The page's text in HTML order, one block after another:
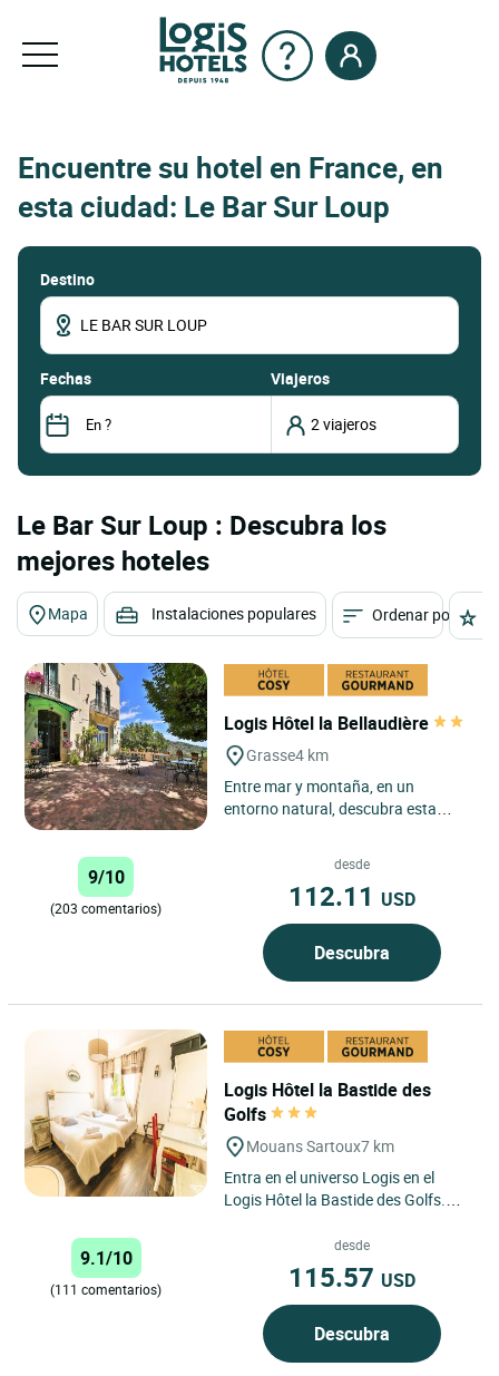
Encuentre su hotel en France, en
esta ciudad: Le Bar Sur Loup
Destino
fechas Viajeros
Le Bar Sur Loup : Descubra los
mejores hoteles
Mapa Instalaciones populares Ordenar por
Logis Hôtel la Bellaudière
Grasse4 km
Entre mar y montaña, en un
entorno natural, descubra esta
9/10
(203 comentarios)
desde
112.11 USD
Descubra
Logis Hôtel la Bastide des
Golfs
Mouans Sartoux7 km
Entra en el universo Logis en el
Logis Hôtel la Bastide des Golfs.
9.1/10
(111 comentarios)
desde
115.57 USD
Descubra